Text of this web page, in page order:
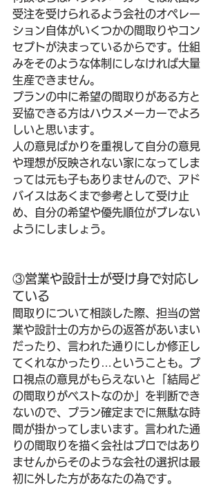
受注を受けられるよう会社のオペレー
ション自体がいくつかの間取りやコン
セプトが決まっているからです。仕組
みをそのような体制にしなければ大量
生産できません。
プランの中に希望の間取りがある方と
妥協できる方はハウスメーカーでよろ
しいと思います。
人の意見ばかりを重視して自分の意見
や理想が反映されない家になってしま
っては元も子もありませんので、アド
バイスはあくまで参考として受け止
め、自分の希望や優先順位がブレない
ようにしましょう。
③営業や設計士が受け身で対応し
ている
間取りについて相談した際、担当の営
業や設計士の方からの返答があいまい
だったり、言われた通りにしか修正し
てくれなかったり…ということも。プ
ロ視点の意見がもらえないと「結局ど
の間取りがベストなのか」を判断でき
ないので、プラン確定までに無駄な時
間が掛かってしまいます。言われた通
りの間取りを描く会社はプロではあり
ませんからそのような会社の選択は最
初に外した方があなたの為です。